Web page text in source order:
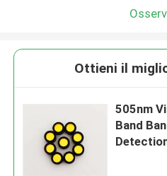
Ottieni il
505nm
Band